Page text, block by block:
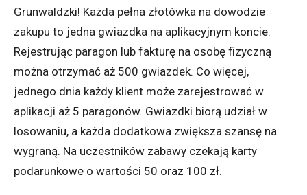
Grunwaldzki! Każda pełna złotówka na dowodzie
zakupu to jedna gwiazdka na aplikacyjnym koncie.
Rejestrując paragon lub fakturę na osobę fizyczną
można otrzymać aż 500 gwiazdek. Co więcej,
jednego dnia każdy klient może zarejestrować w
aplikacji aż 5 paragonów. Gwiazdki biorą udział w
losowaniu, a każda dodatkowa zwiększa szansę na
wygraną. Na uczestników zabawy czekają karty
podarunkowe o wartości 50 oraz 100 zł.